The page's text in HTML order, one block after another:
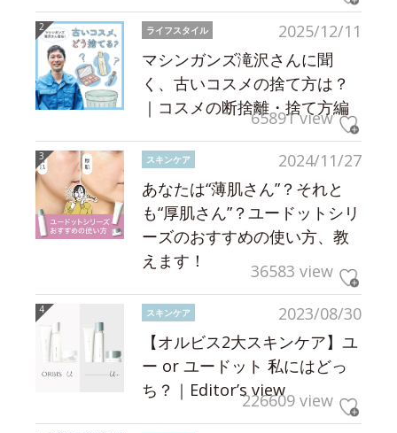
2025/12/11
ライフスタイル
マシンガンズ滝沢さんに聞
く、古いコスメの捨て方は？
｜コスメの断捨離・捨て方編
65891 view
2024/11/27
スキンケア
あなたは“薄肌さん”？それと
も“厚肌さん”？ユードットシリ
ーズのおすすめの使い方、教
えます！
36583 view
2023/08/30
スキンケア
【オルビス2大スキンケア】ユ
ー or ユードット 私にはどっ
ち？｜Editor’s view226609 view